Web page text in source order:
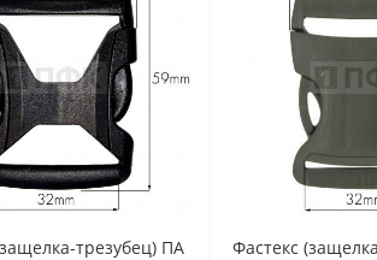
трезубец) ПА
Фастекс